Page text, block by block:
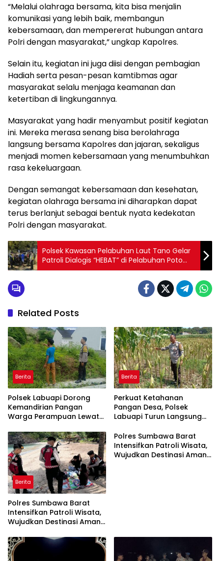
“Melalui olahraga bersama, kita bisa menjalin
komunikasi yang lebih baik, membangun
kebersamaan, dan mempererat hubungan antara
Polri dengan masyarakat,” ungkap Kapolres.
Selain itu, kegiatan ini juga diisi dengan pembagian
Hadiah serta pesan-pesan kamtibmas agar
masyarakat selalu menjaga keamanan dan
ketertiban di lingkungannya.
Masyarakat yang hadir menyambut positif kegiatan
ini. Mereka merasa senang bisa berolahraga
langsung bersama Kapolres dan jajaran, sekaligus
menjadi momen kebersamaan yang menumbuhkan
rasa kekeluargaan.
Dengan semangat kebersamaan dan kesehatan,
kegiatan olahraga bersama ini diharapkan dapat
terus berlanjut sebagai bentuk nyata kedekatan
Polri dengan masyarakat.
Polsek Kawasan Pelabuhan Laut Tano Gelar
Patroli Dialogis “HEBAT” di Pelabuhan Poto
Tano
Related Posts
Berita
Polsek Labuapi Dorong
Kemandirian Pangan
Warga Perampuan Lewat
Rumah
Berita
Perkuat Ketahanan
Pangan Desa, Polsek
Labuapi Turun Langsung
Berita
Polres Sumbawa Barat
Intensifkan Patroli Wisata,
Wujudkan Destinasi Aman
Masyarakat
Polres Sumbawa Barat
Intensifkan Patroli Wisata,
Wujudkan Destinasi Aman